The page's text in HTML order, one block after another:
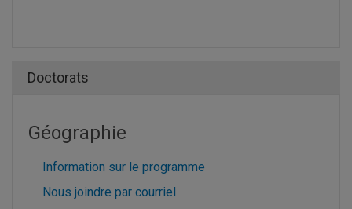
Doctorats
Géographie
Information sur le programme
Nous joindre par courriel